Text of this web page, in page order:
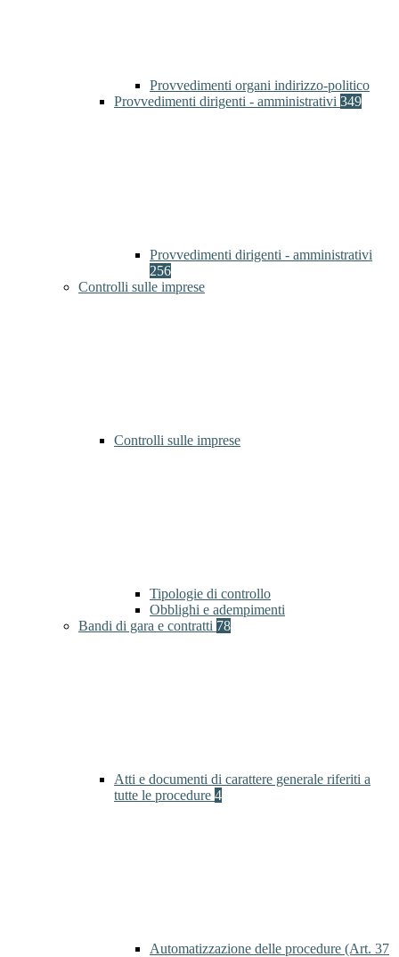
Provvedimenti organi indirizzo-politico
Provvedimenti dirigenti - amministrativi 349
Provvedimenti dirigenti - amministrativi
256
Controlli sulle imprese
Controlli sulle imprese
Tipologie di controllo
Obblighi e adempimenti
Bandi di gara e contratti 78
Atti e documenti di carattere generale riferiti a
tutte le procedure 4
Automatizzazione delle procedure (Art. 37